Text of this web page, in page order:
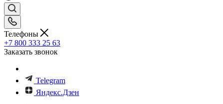
Телефоны
+7 800 333 25 63
Заказать звонок
Telegram
Яндекс.Дзен